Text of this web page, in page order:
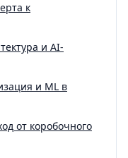
к
и AI-
и ML в
от коробочного